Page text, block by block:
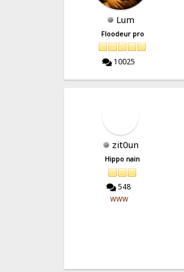
Lum
Floodeur pro
10025
zit0un
Hippo nain
548
WWW